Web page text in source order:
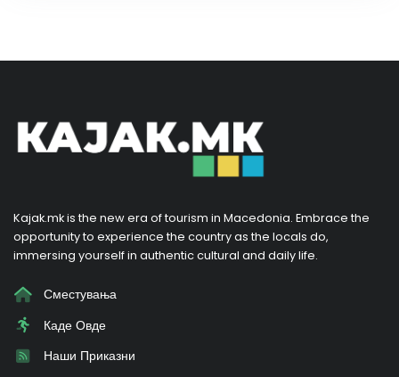
Kajak.mk is the new era of tourism in Macedonia. Embrace the
opportunity to experience the country as the locals do,
immersing yourself in authentic cultural and daily life.
Сместувања
Каде Овде
Наши Приказни